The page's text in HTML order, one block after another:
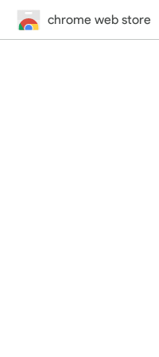
chrome web store